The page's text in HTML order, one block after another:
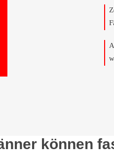
können